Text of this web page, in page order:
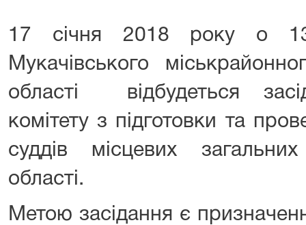
17 січня 2018 року о
Мукачівського
області відбудеться
комітету з підготовки та
суддів місцевих
області.
Метою засідання є